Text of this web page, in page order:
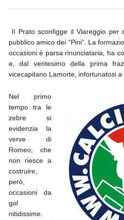
Il Prato sconfigge il Viareggio
pubblico amico dei “Pini”. La
occasioni è parsa rinunciataria, ha
e, dal ventesimo della prima
vicecapitano Lamorte, infortunatosi a
Nel primo
tempo tra le
zebre si
evidenzia la
verve di
Romeo, che
non riesce a
costruire,
però,
occasioni da
gol
nitidissime.